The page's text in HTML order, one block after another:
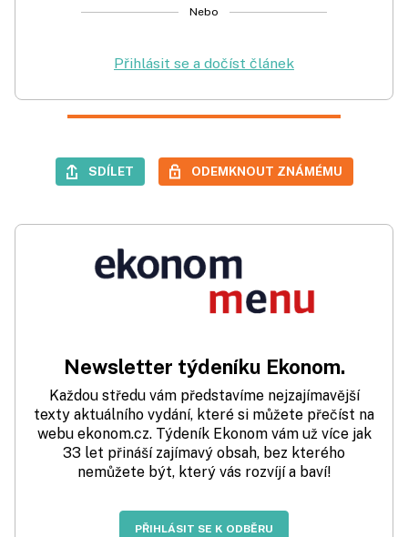
Nebo
Přihlásit se a dočíst článek
SDÍLET ODEMKNOUT ZNÁMÉMU
Newsletter týdeníku Ekonom.
Každou středu vám představíme nejzajímavější
texty aktuálního vydání, které si můžete přečíst na
webu ekonom.cz. Týdeník Ekonom vám už více jak
33 let přináší zajímavý obsah, bez kterého
nemůžete být, který vás rozvíjí a baví!
PŘIHLÁSIT SE K ODBĚRU